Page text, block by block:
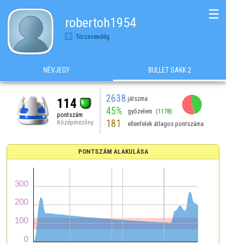
robertoh1954
Törzsvendég
☰
NÉVJEGY BULLET SAKK 2
114
pontszám
Középmezőny
2638 játszma
45% győzelem (1178)
181 ellenfelek átlagos pontszáma
PONTSZÁM ALAKULÁSA